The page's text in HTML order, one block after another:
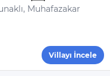
Muhafazakar
Villayı İncele